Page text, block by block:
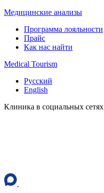
Медицинские анализы
Программа лояльности
Прайс
Как нас найти
Medical Tourism
Русский
English
Клиника в социальных сетях